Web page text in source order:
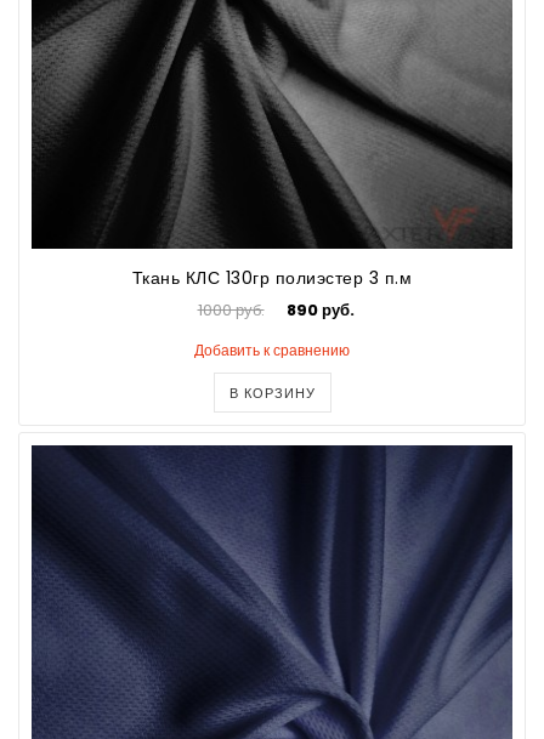
Ткань КЛС 130гр полиэстер 3 п.м
1000 руб. 890 руб.
Добавить к сравнению
В КОРЗИНУ